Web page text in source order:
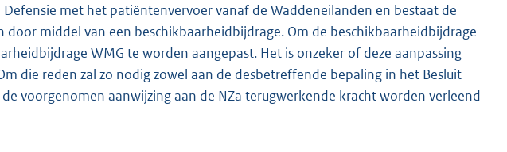
met het patiëntenvervoer vanaf de Waddeneilanden en bestaat de
middel van een beschikbaarheidbijdrage. Om de beschikbaarheidbijdrage
WMG te worden aangepast. Het is onzeker of deze aanpassing
die reden zal zo nodig zowel aan de desbetreffende bepaling in het Besluit
voorgenomen aanwijzing aan de NZa terugwerkende kracht worden verleend